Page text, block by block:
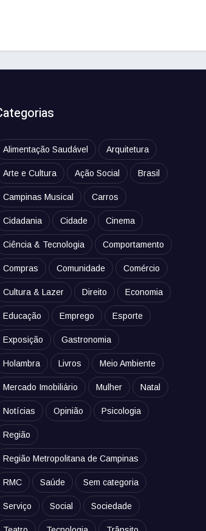
Alimentação Saudável Arquitetura
Arte e Cultura Ação Social Brasil
Campinas Musical Carros
Cidadania Cidade Cinema
Ciência & Tecnologia Comportamento
Compras Comunidade Comércio
Cultura & Lazer Direito Economia
Educação Emprego Esporte
Exposição Gastronomia
Holambra Livros Meio Ambiente
Mercado Imobiliário Mulher Natal
Notícias Opinião Psicologia
Região
Região Metropolitana de Campinas
RMC Saúde Sem categoria
Serviço Social Sociedade